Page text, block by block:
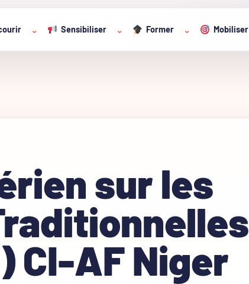
⌄ Sensibiliser ⌄ Former ⌄ Mobiliser
sur les
CI-AF Niger